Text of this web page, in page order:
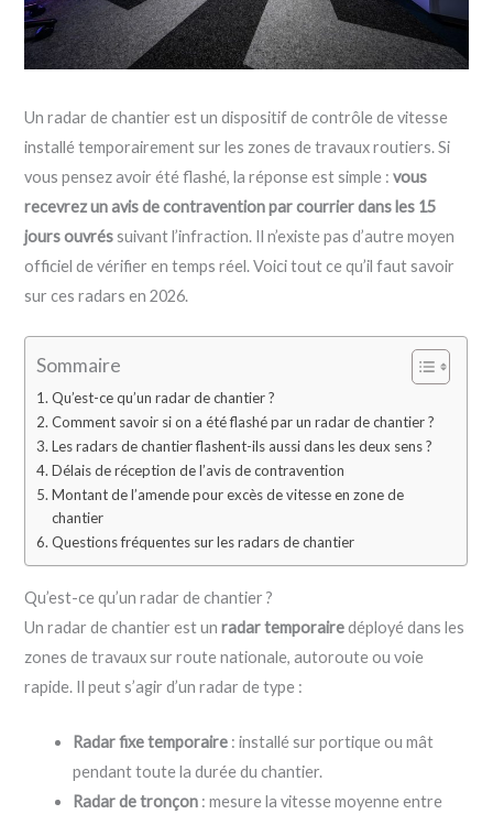
Un radar de chantier est un dispositif de contrôle de vitesse
installé temporairement sur les zones de travaux routiers. Si
vous pensez avoir été flashé, la réponse est simple :vous
recevrez un avis de contravention par courrier dans les 15
jours ouvréssuivant l’infraction. Il n’existe pas d’autre moyen
officiel de vérifier en temps réel. Voici tout ce qu’il faut savoir
sur ces radars en 2026.
Sommaire
Qu’est-ce qu’un radar de chantier ?
Comment savoir si on a été flashé par un radar de chantier ?
Les radars de chantier flashent-ils aussi dans les deux sens ?
Délais de réception de l’avis de contravention
Montant de l’amende pour excès de vitesse en zone de
chantier
Questions fréquentes sur les radars de chantier
Qu’est-ce qu’un radar de chantier ?
Un radar de chantier est unradar temporairedéployé dans les
zones de travaux sur route nationale, autoroute ou voie
rapide. Il peut s’agir d’un radar de type :
Radar fixe temporaire : installé sur portique ou mât
pendant toute la durée du chantier.
Radar de tronçon : mesure la vitesse moyenne entre